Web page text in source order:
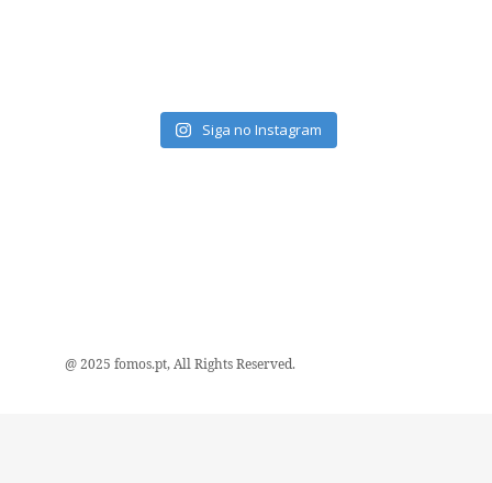
Siga no Instagram
@ 2025 fomos.pt, All Rights Reserved.